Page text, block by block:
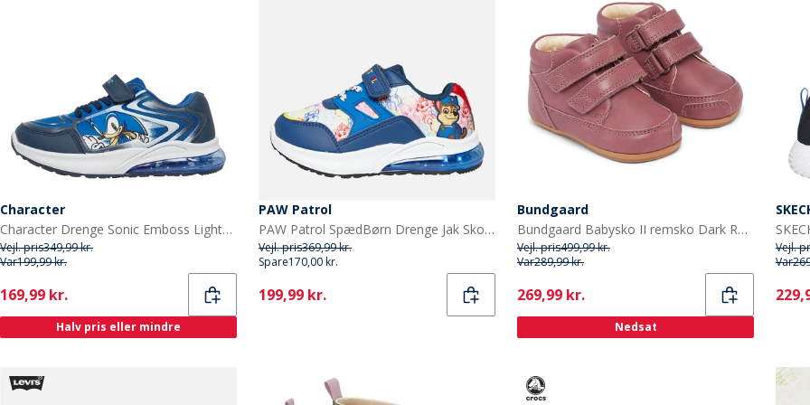
Character
Character Drenge Sonic Emboss Lights Sneakers Blå/Multi
Vejl. pris349,99 kr.
Var199,99 kr.
Current
169,99 kr.
Halv pris eller mindre
PAW Patrol
PAW Patrol SpædBørn Drenge Jak Sko Med Lys Blå/Multi
Vejl. pris369,99 kr.
Spare170,00 kr.
Current
199,99 kr.
Bundgaard
Bundgaard Babysko II remsko Dark Rose Ws
Vejl. pris499,99 kr.
Var289,99 kr.
Current
269,99 kr.
Nedsat
Vejl.
Var